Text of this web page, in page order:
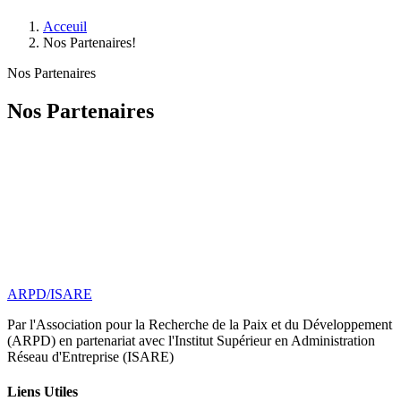
Acceuil
Nos Partenaires!
Nos Partenaires
Nos Partenaires
ARPD/ISARE
Par l'Association pour la Recherche de la Paix et du Développement
(ARPD) en partenariat avec l'Institut Supérieur en Administration
Réseau d'Entreprise (ISARE)
Liens Utiles